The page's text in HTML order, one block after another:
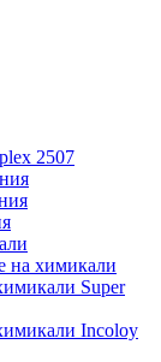
2507
на химикали
Super
Incoloy